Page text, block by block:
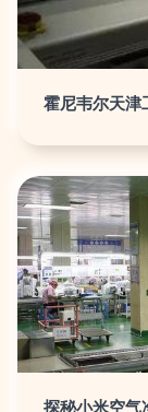
霍尼韦尔天津
探秘小米空